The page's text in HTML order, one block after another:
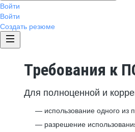
Войти
Войти
Создать резюме
Требования к
Для полноценной и
использование одного из
разрешение